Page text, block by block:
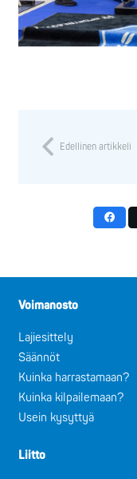
Edellinen artikkeli
Voimanosto
Lajiesittely
Säännöt
Kuinka harrastamaan?
Kuinka kilpailemaan?
Usein kysyttyä
Liitto